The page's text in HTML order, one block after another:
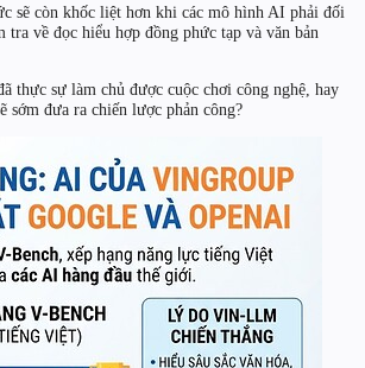
sẽ còn khốc liệt hơn khi các mô hình AI phải đối
về đọc hiểu hợp đồng phức tạp và văn bản
thực sự làm chủ được cuộc chơi công nghệ, hay
sớm đưa ra chiến lược phản công?